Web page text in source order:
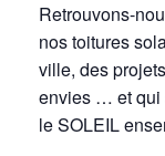
Retrouvons-
nos toitures
ville, des
envies … et qui
le SOLEIL